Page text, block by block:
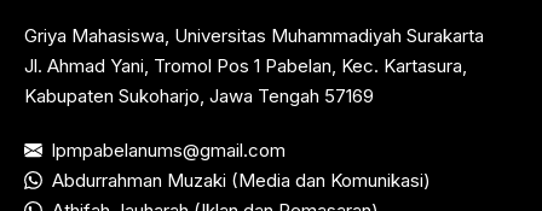
Griya Mahasiswa, Universitas Muhammadiyah Surakarta
Jl. Ahmad Yani, Tromol Pos 1 Pabelan, Kec. Kartasura,
Kabupaten Sukoharjo, Jawa Tengah 57169
lpmpabelanums@gmail.com
Abdurrahman Muzaki (Media dan Komunikasi)